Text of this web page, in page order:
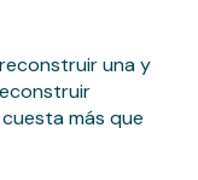
una y
más que